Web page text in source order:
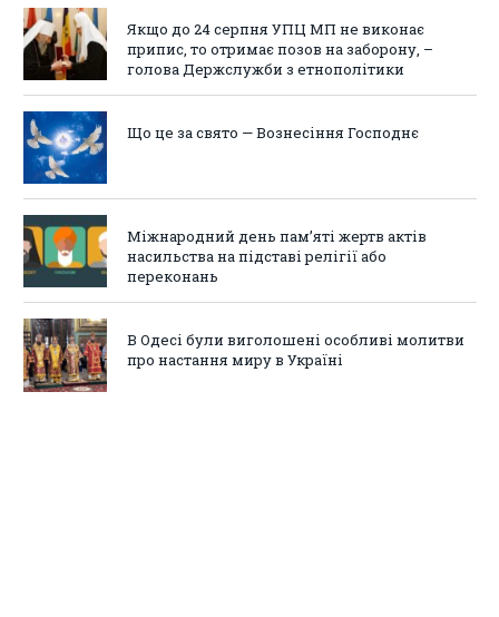
Якщо до 24 серпня УПЦ МП не виконає
припис, то отримає позов на заборону, –
голова Держслужби з етнополітики
Що це за свято — Вознесіння Господнє
Міжнародний день пам’яті жертв актів
насильства на підставі релігії або
переконань
В Одесі були виголошені особливі молитви
про настання миру в Україні